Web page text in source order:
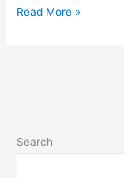
5
Read More »
Search